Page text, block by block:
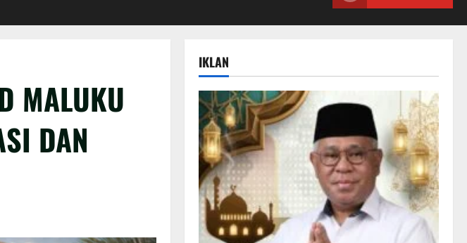
MALUKU
DAN
IKLAN